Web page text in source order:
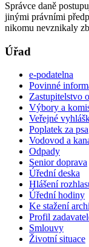
Správce daně
jinými právními
nikomu nevznikaly
Úřad
e-podatelna
Povinné
Zastupitelstvo
Výbory a
Veřejné
Poplatek za psa
Vodovod a
Odpady
Senior doprava
Úřední deska
Hlášení
Úřední hodiny
Ke stažení
Profil
Smlouvy
Životní situace